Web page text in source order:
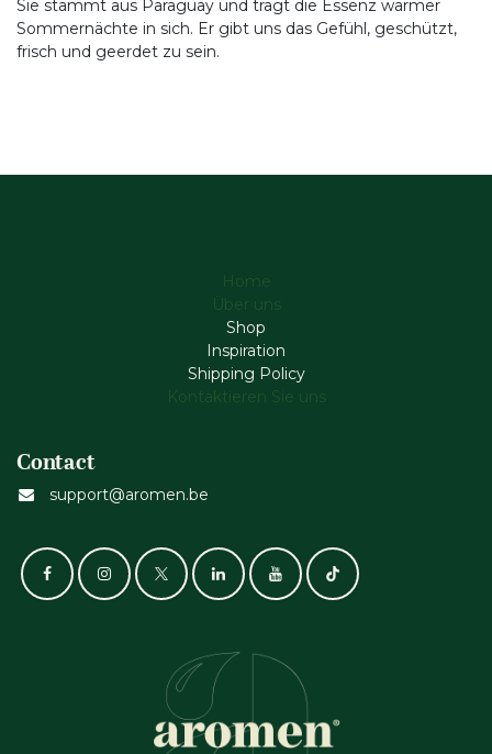
Sie stammt aus Paraguay und trägt die Essenz warmer
Sommernächte in sich. Er gibt uns das Gefühl, geschützt,
frisch und geerdet zu sein.
Home
Über uns
Shop
Inspiration
Shipping Policy
Kontaktieren Sie uns
Contact
support@aromen.be